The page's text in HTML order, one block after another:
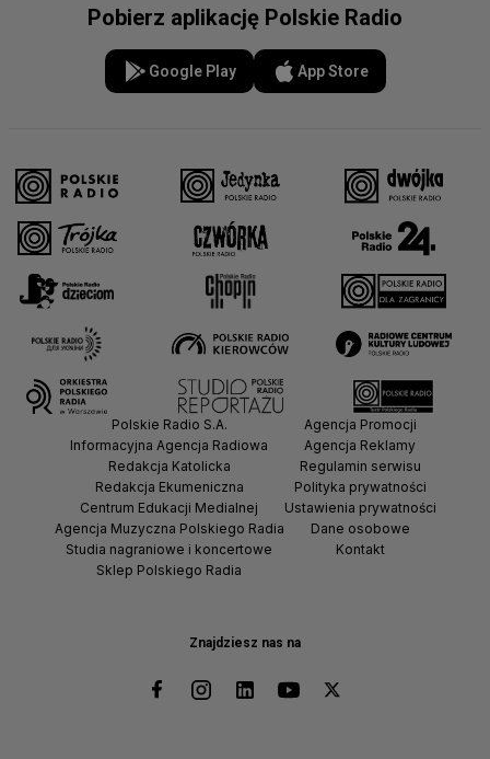
Pobierz aplikację Polskie Radio
Google Play App Store
Znajdziesz nas na
Polskie Radio S.A.
Informacyjna Agencja Radiowa
Redakcja Katolicka
Redakcja Ekumeniczna
Centrum Edukacji Medialnej
Agencja Muzyczna Polskiego Radia
Studia nagraniowe i koncertowe
Sklep Polskiego Radia
Agencja Promocji
Agencja Reklamy
Regulamin serwisu
Polityka prywatności
Ustawienia prywatności
Dane osobowe
Kontakt